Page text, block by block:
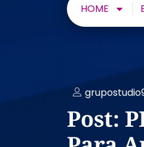
HOME
Post: